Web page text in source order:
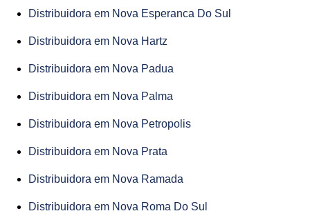
Distribuidora em Nova Esperanca Do Sul
Distribuidora em Nova Hartz
Distribuidora em Nova Padua
Distribuidora em Nova Palma
Distribuidora em Nova Petropolis
Distribuidora em Nova Prata
Distribuidora em Nova Ramada
Distribuidora em Nova Roma Do Sul